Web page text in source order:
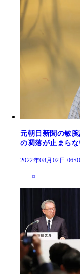
元朝日新聞の敏
の凋落が止まら
2022年08月02日